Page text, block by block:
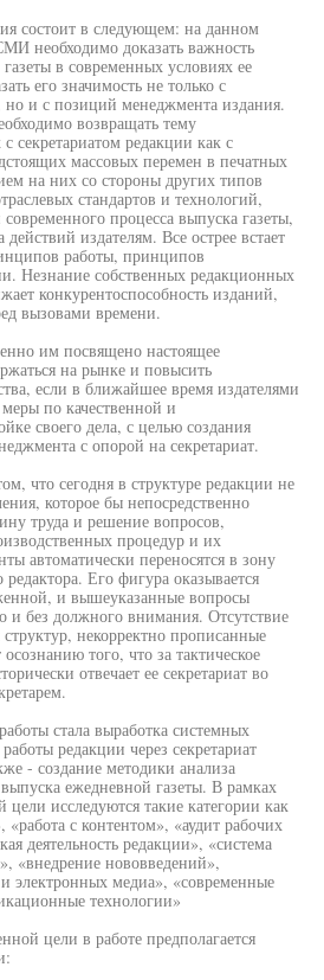
состоит в следующем: на данном
необходимо доказать важность
в современных условиях ее
его значимость не только с
но и с позиций менеджмента издания.
возвращать тему
секретариатом редакции как с
массовых перемен в печатных
на них со стороны других типов
стандартов и технологий,
процесса выпуска газеты,
действий издателям. Все острее встает
работы, принципов
Незнание собственных редакционных
конкурентоспособность изданий,
вызовами времени.
им посвящено настоящее
на рынке и повысить
если в ближайшее время издателями
по качественной и
своего дела, с целью создания
с опорой на секретариат.
что сегодня в структуре редакции не
которое бы непосредственно
труда и решение вопросов,
процедур и их
автоматически переносятся в зону
редактора. Его фигура оказывается
и вышеуказанные вопросы
и без должного внимания. Отсутствие
некорректно прописанные
того, что за тактическое
отвечает ее секретариат во
стала выработка системных
редакции через секретариат
- создание методики анализа
ежедневной газеты. В рамках
исследуются такие категории как
с контентом», «аудит рабочих
деятельность редакции», «система
«внедрение нововведений»,
электронных медиа», «современные
технологии»
цели в работе предполагается